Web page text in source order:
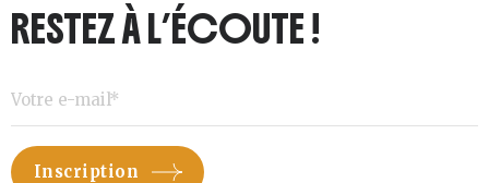
RESTEZ À L’ÉCOUTE !